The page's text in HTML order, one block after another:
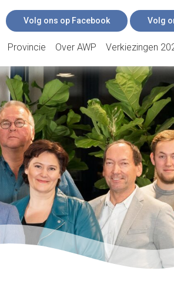
Volg ons op Facebook Volg
Provincie Over AWP Verkiezingen